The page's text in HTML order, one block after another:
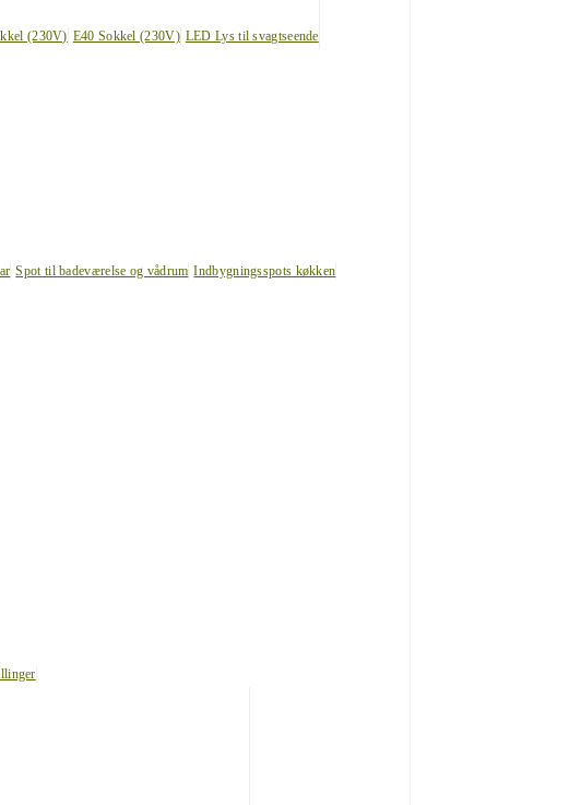
(230V) E40 Sokkel (230V) LED Lys til svagtseende
Spot til badeværelse og vådrum Indbygningsspots køkken